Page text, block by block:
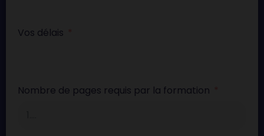
Vos délais
Nombre de pages requis par la formation